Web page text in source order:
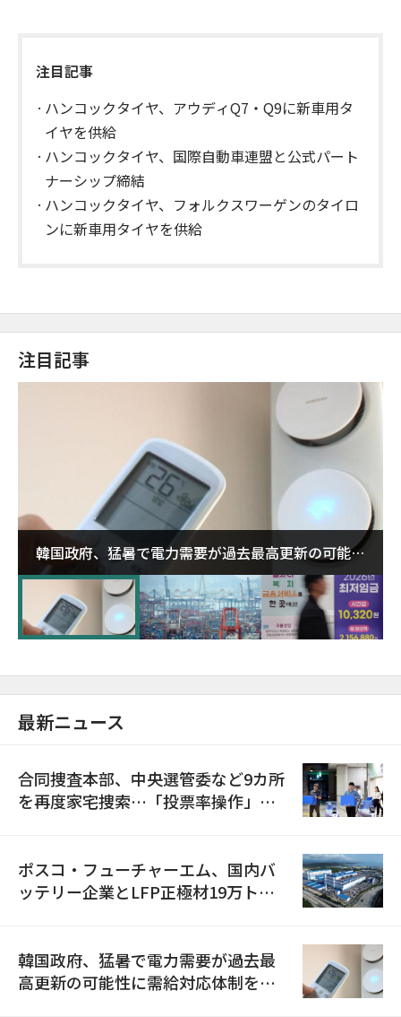
注目記事
ハンコックタイヤ、アウディQ7・Q9に新車用タ
イヤを供給
ハンコックタイヤ、国際自動車連盟と公式パート
ナーシップ締結
ハンコックタイヤ、フォルクスワーゲンのタイロ
ンに新車用タイヤを供給
注目記事
韓国政府、猛暑で電力需要が過去最高更新の可能性
に需給対応体制を点検
最新ニュース
合同捜査本部、中央選管委など9カ所
を再度家宅捜索…「投票率操作」の
ポスコ・フューチャーエム、国内バ
ッテリー企業とLFP正極材19万トン
韓国政府、猛暑で電力需要が過去最
高更新の可能性に需給対応体制を点